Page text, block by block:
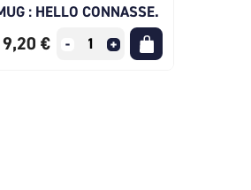
: HELLO CONNASSE.
€